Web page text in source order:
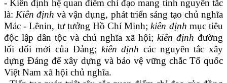
- Kiên định hệ quan điểm chỉ đạo mang tính nguyên tắc
là:Kiên định và vận dụng, phát triển sáng tạo chủ nghĩa
Mác - Lênin, tư tưởng Hồ Chí Minh;kiên định mục tiêu
độc lập dân tộc và chủ nghĩa xã hội; kiên định đường
lối đổi mới của Đảng; kiên định các nguyên tắc xây
dựng Đảng để xây dựng và bảo vệ vững chắc Tổ quốc
Việt Nam xã hội chủ nghĩa.